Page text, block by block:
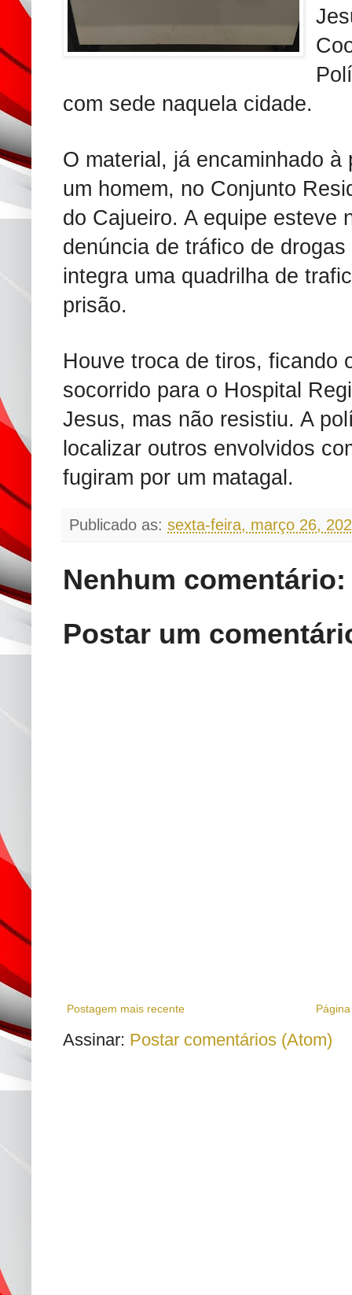
com sede naquela cidade.
O material, já encaminhado
um homem, no Conjunto
do Cajueiro. A equipe esteve
denúncia de tráfico de
integra uma quadrilha de
prisão.
Houve troca de tiros, ficando
socorrido para o Hospital
Jesus, mas não resistiu. A
localizar outros envolvidos
fugiram por um matagal.
Publicado as: sexta-feira, março 26,
Nenhum comentário:
Postar um
Postagem mais recente
Assinar: Postar comentários (Atom)